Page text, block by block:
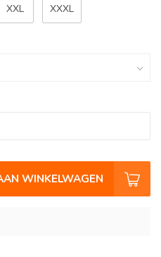
XXL XXXL
WINKELWAGEN